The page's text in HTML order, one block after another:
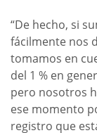
“De hecho, si
fácilmente nos
tomamos en
del 1 % en
pero nosotros
ese momento
registro que